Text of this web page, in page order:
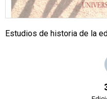
Estudios de historia de la